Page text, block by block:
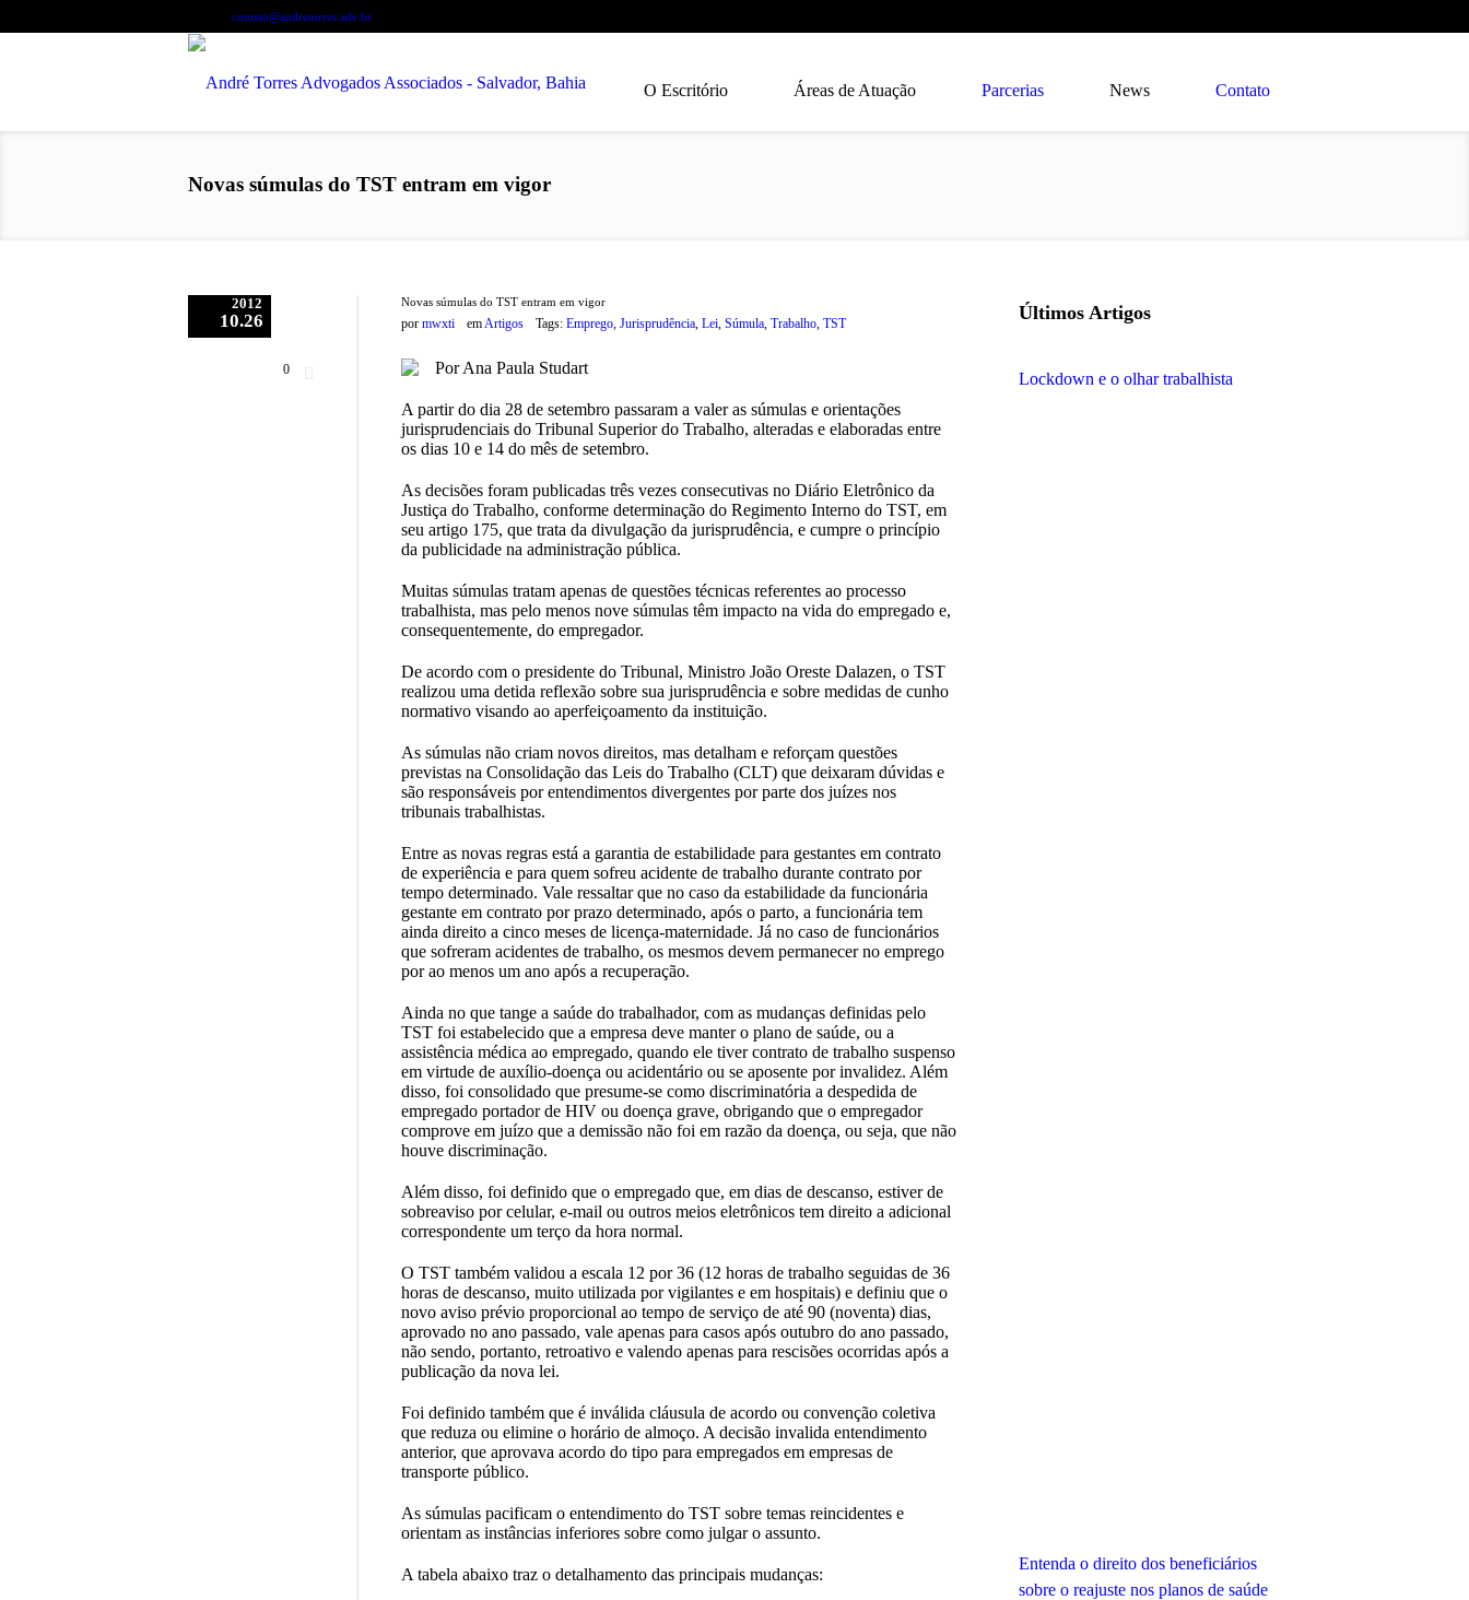
contato@andretorres.adv.br
O Escritório Áreas de Atuação Parcerias News Contato
Novas súmulas do TST entram em vigor
2012
10.26
0
Novas súmulas do TST entram em vigor
por mwxti emArtigos Tags: Emprego, Jurisprudência, Lei, Súmula, Trabalho, TST
Por Ana Paula Studart
A partir do dia 28 de setembro passaram a valer as súmulas e orientações
jurisprudenciais do Tribunal Superior do Trabalho, alteradas e elaboradas entre
os dias 10 e 14 do mês de setembro.
As decisões foram publicadas três vezes consecutivas no Diário Eletrônico da
Justiça do Trabalho, conforme determinação do Regimento Interno do TST, em
seu artigo 175, que trata da divulgação da jurisprudência, e cumpre o princípio
da publicidade na administração pública.
Muitas súmulas tratam apenas de questões técnicas referentes ao processo
trabalhista, mas pelo menos nove súmulas têm impacto na vida do empregado e,
consequentemente, do empregador.
De acordo com o presidente do Tribunal, Ministro João Oreste Dalazen, o TST
realizou uma detida reflexão sobre sua jurisprudência e sobre medidas de cunho
normativo visando ao aperfeiçoamento da instituição.
As súmulas não criam novos direitos, mas detalham e reforçam questões
previstas na Consolidação das Leis do Trabalho (CLT) que deixaram dúvidas e
são responsáveis por entendimentos divergentes por parte dos juízes nos
tribunais trabalhistas.
Entre as novas regras está a garantia de estabilidade para gestantes em contrato
de experiência e para quem sofreu acidente de trabalho durante contrato por
tempo determinado. Vale ressaltar que no caso da estabilidade da funcionária
gestante em contrato por prazo determinado, após o parto, a funcionária tem
ainda direito a cinco meses de licença-maternidade. Já no caso de funcionários
que sofreram acidentes de trabalho, os mesmos devem permanecer no emprego
por ao menos um ano após a recuperação.
Ainda no que tange a saúde do trabalhador, com as mudanças definidas pelo
TST foi estabelecido que a empresa deve manter o plano de saúde, ou a
assistência médica ao empregado, quando ele tiver contrato de trabalho suspenso
em virtude de auxílio-doença ou acidentário ou se aposente por invalidez. Além
disso, foi consolidado que presume-se como discriminatória a despedida de
empregado portador de HIV ou doença grave, obrigando que o empregador
comprove em juízo que a demissão não foi em razão da doença, ou seja, que não
houve discriminação.
Além disso, foi definido que o empregado que, em dias de descanso, estiver de
sobreaviso por celular, e-mail ou outros meios eletrônicos tem direito a adicional
correspondente um terço da hora normal.
O TST também validou a escala 12 por 36 (12 horas de trabalho seguidas de 36
horas de descanso, muito utilizada por vigilantes e em hospitais) e definiu que o
novo aviso prévio proporcional ao tempo de serviço de até 90 (noventa) dias,
aprovado no ano passado, vale apenas para casos após outubro do ano passado,
não sendo, portanto, retroativo e valendo apenas para rescisões ocorridas após a
publicação da nova lei.
Foi definido também que é inválida cláusula de acordo ou convenção coletiva
que reduza ou elimine o horário de almoço. A decisão invalida entendimento
anterior, que aprovava acordo do tipo para empregados em empresas de
transporte público.
As súmulas pacificam o entendimento do TST sobre temas reincidentes e
orientam as instâncias inferiores sobre como julgar o assunto.
A tabela abaixo traz o detalhamento das principais mudanças:
Últimos Artigos
Lockdown e o olhar trabalhista
Entenda o direito dos beneficiários
sobre o reajuste nos planos de saúde